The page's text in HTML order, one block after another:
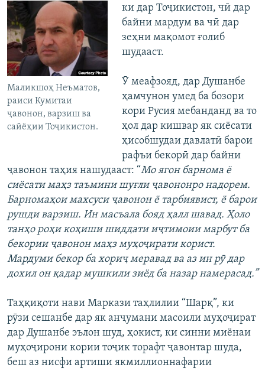
Маликшоҳ Неъматов,
раиси Кумитаи
ҷавонон, варзиш ва
сайёҳии Тоҷикистон.
ки дар Тоҷикистон, чӣ дар
байни мардум ва чӣ дар
зеҳни мақомот ғолиб
шудааст.
Ӯ меафзояд, дар Душанбе
ҳамчунон умед ба бозори
кори Русия мебанданд ва то
ҳол дар кишвар як сиёсати
ҳисобшудаи давлатӣ барои
рафъи бекорӣ дар байни
ҷавонон таҳия нашудааст: “Мо ягон барнома ё
сиёсати маҳз таъмини шуғли ҷавононро надорем.
Барномаҳои махсуси ҷавонон ё тарбиявист, ё барои
рушди варзиш. Ин масъала бояд ҳалл шавад. Ҳоло
танҳо роҳи коҳиши шиддати иҷтимоии марбут ба
бекории ҷавонон маҳз муҳоҷирати корист.
Мардуми бекор ба хориҷ меравад ва аз ин рӯ дар
дохил он қадар мушкили зиёд ба назар намерасад.”
Таҳқиқоти нави Маркази таҳлилии “Шарқ”, ки
рӯзи сешанбе дар як анҷумани масоили муҳоҷират
дар Душанбе эълон шуд, ҳокист, ки синни миёнаи
муҳоҷирони кории тоҷик торафт ҷавонтар шуда,
беш аз нисфи артиши якмиллионнафарии